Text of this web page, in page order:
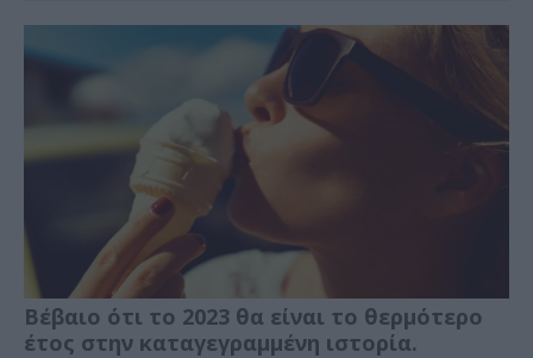
Βέβαιο ότι το 2023 θα είναι το θερμότερο
έτος στην καταγεγραμμένη ιστορία.